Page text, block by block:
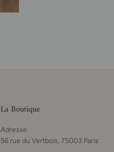
La Boutique
Adresse
56 rue du Vertbois, 75003 Paris